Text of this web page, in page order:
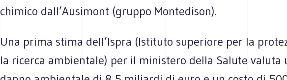
chimico dall’Ausimont (gruppo Montedison).
Una prima stima dell’Ispra (Istituto superiore per la
la ricerca ambientale) per il ministero della Salute valuta